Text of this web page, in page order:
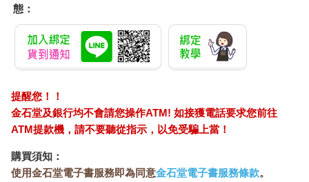
態：
提醒您！！
金石堂及銀行均不會請您操作ATM! 如接獲電話要求您前往
ATM提款機，請不要聽從指示，以免受騙上當！
購買須知：
使用金石堂電子書服務即為同意金石堂電子書服務條款。